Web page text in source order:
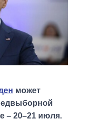
может
– 20–21 июля.